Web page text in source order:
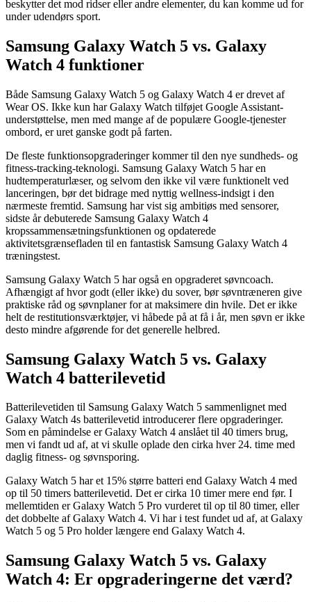
beskytter det mod ridser eller andre elementer, du kan komme ud for
under udendørs sport.
Samsung Galaxy Watch 5 vs. Galaxy
Watch 4 funktioner
Både Samsung Galaxy Watch 5 og Galaxy Watch 4 er drevet af
Wear OS. Ikke kun har Galaxy Watch tilføjet Google Assistant-
understøttelse, men med mange af de populære Google-tjenester
ombord, er uret ganske godt på farten.
De fleste funktionsopgraderinger kommer til den nye sundheds- og
fitness-tracking-teknologi. Samsung Galaxy Watch 5 har en
hudtemperaturlæser, og selvom den ikke vil være funktionelt ved
lanceringen, bør det bidrage med nyttig wellness-indsigt i den
nærmeste fremtid. Samsung har vist sig ambitiøs med sensorer,
sidste år debuterede Samsung Galaxy Watch 4
kropssammensætningsfunktionen og opdaterede
aktivitetsgrænsefladen til en fantastisk Samsung Galaxy Watch 4
træningstest.
Samsung Galaxy Watch 5 har også en opgraderet søvncoach.
Afhængigt af hvor godt (eller ikke) du sover, bør søvntræneren give
praktiske råd og søvnplaner for at maksimere din hvile. Det er ikke
helt de restitutionsværktøjer, vi håbede på at få i år, men søvn er ikke
desto mindre afgørende for det generelle helbred.
Samsung Galaxy Watch 5 vs. Galaxy
Watch 4 batterilevetid
Batterilevetiden til Samsung Galaxy Watch 5 sammenlignet med
Galaxy Watch 4s batterilevetid introducerer flere opgraderinger.
Som en påmindelse er Galaxy Watch 4 anslået til 40 timers brug,
men vi fandt ud af, at vi skulle oplade den cirka hver 24. time med
daglig fitness- og søvnsporing.
Galaxy Watch 5 har et 15% større batteri end Galaxy Watch 4 med
op til 50 timers batterilevetid. Det er cirka 10 timer mere end før. I
mellemtiden er Galaxy Watch 5 Pro vurderet til op til 80 timer, eller
det dobbelte af Galaxy Watch 4. Vi har i test fundet ud af, at Galaxy
Watch 5 og 5 Pro holder længere end Galaxy Watch 4.
Samsung Galaxy Watch 5 vs. Galaxy
Watch 4: Er opgraderingerne det værd?